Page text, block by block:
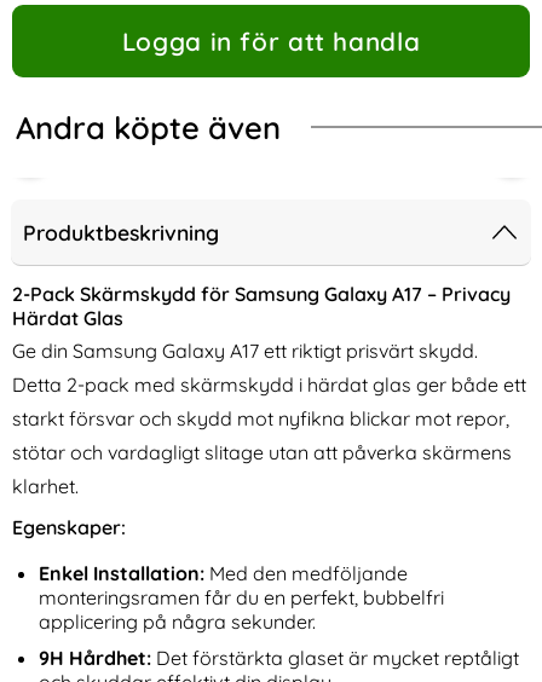
Logga in för att handla
Andra köpte även
A Väggladdare Vit
Samsung A57 Linsskydd I
Härdat Glas - Svart
Art. nr 247479
rea pris
111 kr 111 kr
Tillgänglighet:
I lager
Köp
Samsung A57 Linsskydd I Härdat Glas - Svart
rea pris
99 kr 99 kr
Tillgänglighet:
I lager
2-Pack Linsskydd Samsung
Produktbeskrivning
2-Pack Skärmskydd för Samsung Galaxy A17 – Privacy
Härdat Glas
Ge din Samsung Galaxy A17 ett riktigt prisvärt skydd.
Detta 2-pack med skärmskydd i härdat glas ger både ett
starkt försvar och skydd mot nyfikna blickar mot repor,
stötar och vardagligt slitage utan att påverka skärmens
klarhet.
Egenskaper:
Enkel Installation: Med den medföljande
monteringsramen får du en perfekt, bubbelfri
applicering på några sekunder.
9H Hårdhet: Det förstärkta glaset är mycket reptåligt